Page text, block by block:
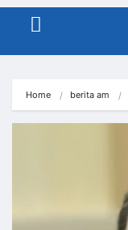
Menu
Home berita am